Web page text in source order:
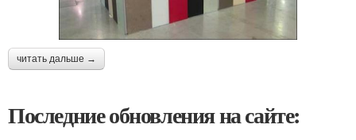
читать дальше →
Последние обновления на сайте: